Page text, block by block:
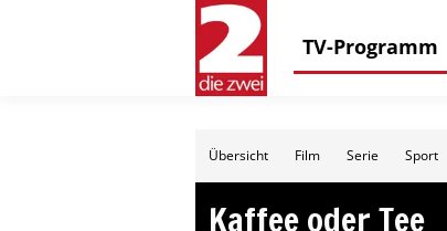
TV-Programm
Übersicht Film Serie Sport
Kaffee oder Tee